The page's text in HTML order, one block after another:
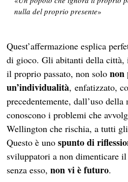
nulla del proprio presente»
Quest’affermazione esplica
di gioco. Gli abitanti della città,
il proprio passato, non solonon
un’individualità, enfatizzato,
precedentemente, dall’uso della
conoscono i problemi che
Wellington che rischia, a tutti
Questo è unospunto di
sviluppatori a non dimenticare
senza esso,non vi è futuro.